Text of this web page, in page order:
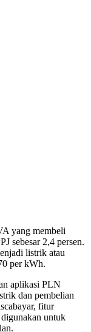
yang membeli
sebesar 2,4 persen.
listrik atau
per kWh.
aplikasi PLN
dan pembelian
fitur
untuk